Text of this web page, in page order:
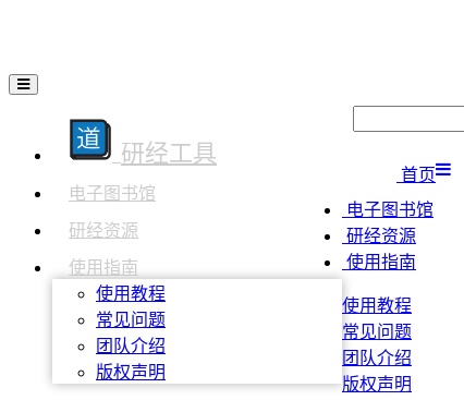
研经工具
电子图书馆
研经资源
使用指南
使用教程
常见问题
团队介绍
版权声明
首页
电子图书馆
研经资源
使用指南
使用教程
常见问题
团队介绍
版权声明